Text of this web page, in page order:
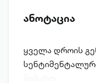
ანოტაცია
ყველა დროის